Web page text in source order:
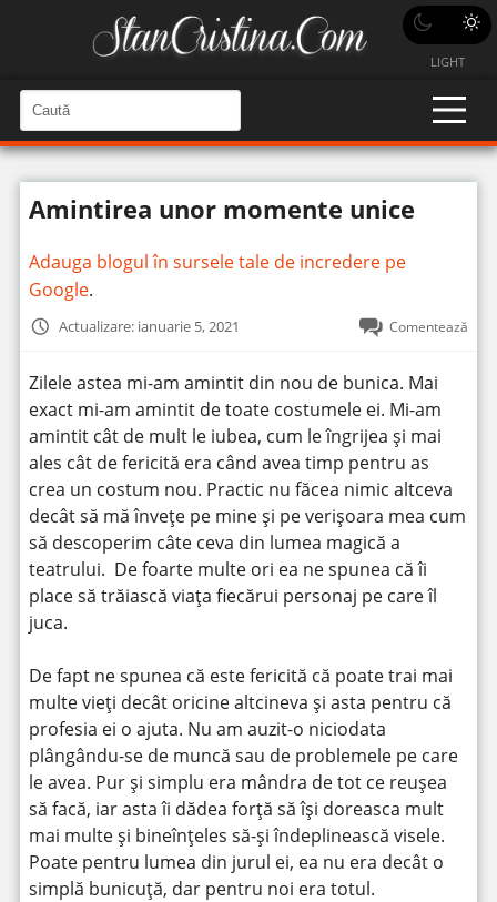
LIGHT
a
u
t
n
C
a
u
î
n
t
Amintirea unor momente unice
Adauga blogul în sursele tale de incredere pe
Google.
Actualizare: ianuarie 5, 2021 Comentează
Zilele astea mi-am amintit din nou de bunica. Mai
exact mi-am amintit de toate costumele ei. Mi-am
amintit cât de mult le iubea, cum le îngrijea și mai
ales cât de fericită era când avea timp pentru as
crea un costum nou. Practic nu făcea nimic altceva
decât să mă învețe pe mine și pe verișoara mea cum
să descoperim câte ceva din lumea magică a
teatrului. De foarte multe ori ea ne spunea că îi
place să trăiască viața fiecărui personaj pe care îl
juca.
De fapt ne spunea că este fericită că poate trai mai
multe vieți decât oricine altcineva și asta pentru că
profesia ei o ajuta. Nu am auzit-o niciodata
plângându-se de muncă sau de problemele pe care
le avea. Pur și simplu era mândra de tot ce reușea
să facă, iar asta îi dădea forță să își doreasca mult
mai multe și bineînțeles să-și îndeplinească visele.
Poate pentru lumea din jurul ei, ea nu era decât o
simplă bunicuță, dar pentru noi era totul.